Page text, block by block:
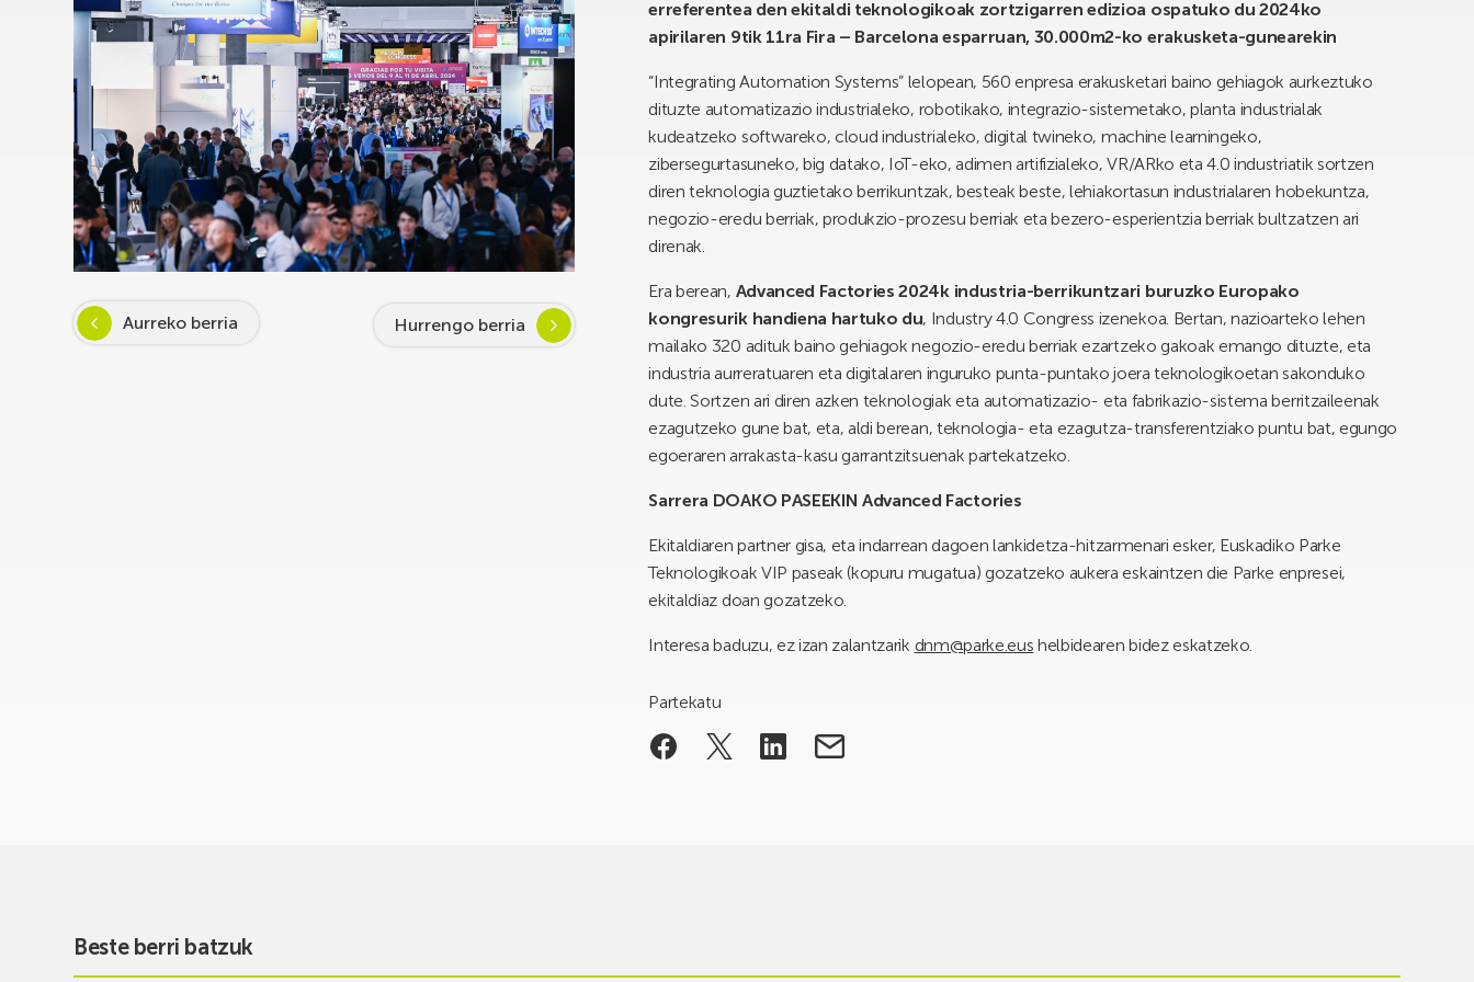
Aurreko berria Hurrengo berria
erreferentea den ekitaldi teknologikoak zortzigarren edizioa ospatuko du 2024ko
apirilaren 9tik 11ra Fira – Barcelona esparruan, 30.000m2-ko erakusketa-gunearekin
“Integrating Automation Systems” lelopean, 560 enpresa erakusketari baino gehiagok aurkeztuko
dituzte automatizazio industrialeko, robotikako, integrazio-sistemetako, planta industrialak
kudeatzeko softwareko, cloud industrialeko, digital twineko, machine learningeko,
zibersegurtasuneko, big datako, IoT-eko, adimen artifizialeko, VR/ARko eta 4.0 industriatik sortzen
diren teknologia guztietako berrikuntzak, besteak beste, lehiakortasun industrialaren hobekuntza,
negozio-eredu berriak, produkzio-prozesu berriak eta bezero-esperientzia berriak bultzatzen ari
direnak.
Era berean, Advanced Factories 2024k industria-berrikuntzari buruzko Europako
kongresurik handiena hartuko du, Industry 4.0 Congress izenekoa. Bertan, nazioarteko lehen
mailako 320 adituk baino gehiagok negozio-eredu berriak ezartzeko gakoak emango dituzte, eta
industria aurreratuaren eta digitalaren inguruko punta-puntako joera teknologikoetan sakonduko
dute. Sortzen ari diren azken teknologiak eta automatizazio- eta fabrikazio-sistema berritzaileenak
ezagutzeko gune bat, eta, aldi berean, teknologia- eta ezagutza-transferentziako puntu bat, egungo
egoeraren arrakasta-kasu garrantzitsuenak partekatzeko.
Sarrera DOAKO PASEEKIN Advanced Factories
Ekitaldiaren partner gisa, eta indarrean dagoen lankidetza-hitzarmenari esker, Euskadiko Parke
Teknologikoak VIP paseak (kopuru mugatua) gozatzeko aukera eskaintzen die Parke enpresei,
ekitaldiaz doan gozatzeko.
Interesa baduzu, ez izan zalantzarik dnm@parke.eus helbidearen bidez eskatzeko.
Partekatu
Beste berri batzuk